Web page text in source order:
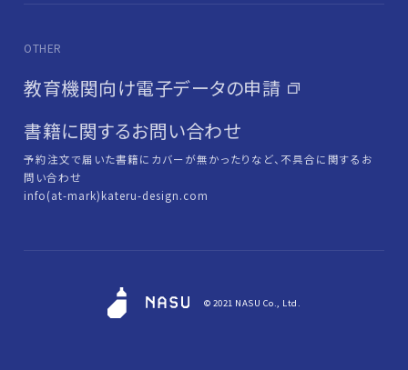
OTHER
教育機関向け電子データの申請
書籍に関するお問い合わせ
予約注文で届いた書籍にカバーが無かったりなど、不具合に関するお
問い合わせ
info(at-mark)kateru-design.com
© 2021 NASU Co., Ltd.